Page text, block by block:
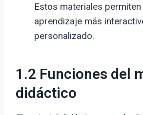
Estos materiales permiten
aprendizaje más
personalizado.
1.2 Funciones del
didáctico